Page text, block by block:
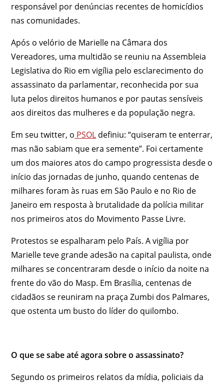
responsável por denúncias recentes de homicídios
nas comunidades.
Após o velório de Marielle na Câmara dos
Vereadores, uma multidão se reuniu na Assembleia
Legislativa do Rio em vigília pelo esclarecimento do
assassinato da parlamentar, reconhecida por sua
luta pelos direitos humanos e por pautas sensíveis
aos direitos das mulheres e da população negra.
Em seu twitter, o PSOL definiu: “quiseram te enterrar,
mas não sabiam que era semente”. Foi certamente
um dos maiores atos do campo progressista desde o
início das jornadas de junho, quando centenas de
milhares foram às ruas em São Paulo e no Rio de
Janeiro em resposta à brutalidade da polícia militar
nos primeiros atos do Movimento Passe Livre.
Protestos se espalharam pelo País.A vigília por
Marielle teve grande adesão na capital paulista, onde
milhares se concentraram desde o início da noite na
frente do vão do Masp. Em Brasília, centenas de
cidadãos se reuniram na praça Zumbi dos Palmares,
que ostenta um busto do líder do quilombo.
O que se sabe até agora sobre o assassinato?
Segundo os primeiros relatos da mídia, policiais da